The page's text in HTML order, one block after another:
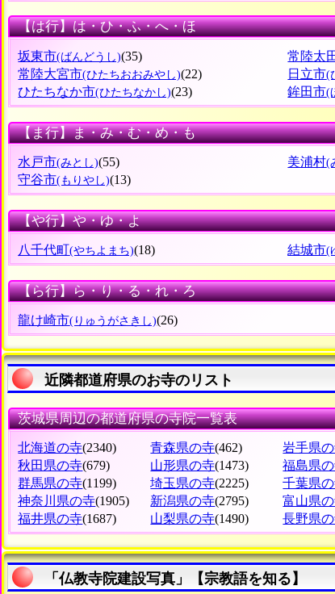
【は行】は・ひ・ふ・へ・ほ
坂東市(ばんどうし)(35) 常陸太
常陸大宮市(ひたちおおみやし)(22) 日立市(
ひたちなか市(ひたちなかし)(23) 鉾田市(
【ま行】ま・み・む・め・も
水戸市(みとし)(55) 美浦村(
守谷市(もりやし)(13)
【や行】や・ゆ・よ
八千代町(やちよまち)(18) 結城市(
【ら行】ら・り・る・れ・ろ
龍け崎市(りゅうがさきし)(26)
近隣都道府県のお寺のリスト
茨城県周辺の都道府県の寺院一覧表
北海道の寺(2340) 青森県の寺(462) 岩手県
秋田県の寺(679) 山形県の寺(1473) 福島県
群馬県の寺(1199) 埼玉県の寺(2225) 千葉県
神奈川県の寺(1905) 新潟県の寺(2795) 富山県
福井県の寺(1687) 山梨県の寺(1490) 長野県
「仏教寺院建設写真」【宗教語を知る】